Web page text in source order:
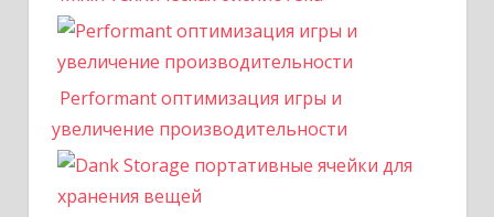
Performant оптимизация игры и
увеличение производительности